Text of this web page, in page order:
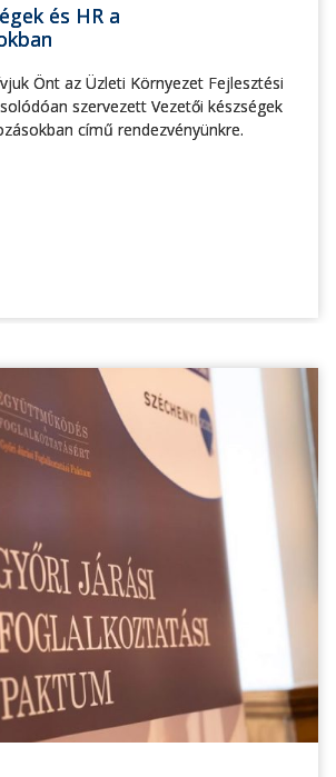
és HR a
Önt az Üzleti Környezet Fejlesztési
szervezett Vezetői készségek
című rendezvényünkre.